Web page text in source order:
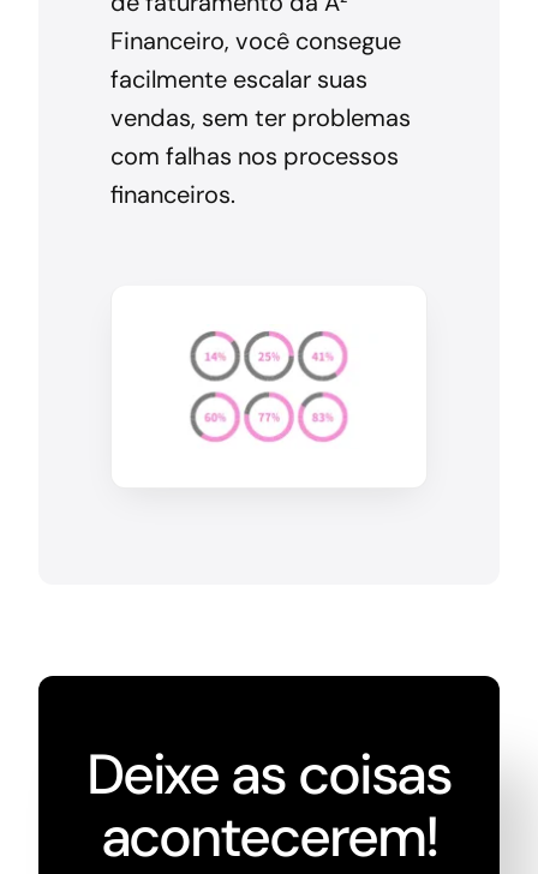
Financeiro, você consegue
facilmente escalar suas
vendas, sem ter problemas
com falhas nos processos
financeiros.
Deixe as coisas
acontecerem!